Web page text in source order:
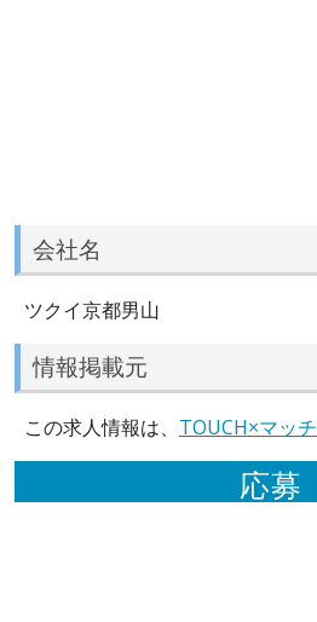
会社名
ツクイ京都男山
情報掲載元
この求人情報は、 TOUCH×マッチ
応募